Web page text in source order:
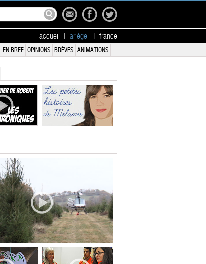
accueil ariège france
EN BREF OPINIONS BRÈVES ANIMATIONS